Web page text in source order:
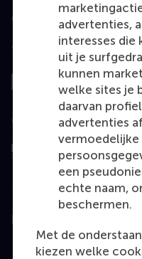
advertenties,
interesses die
uit je
kunnen
welke sites je
daarvan
advertenties
vermoedelijke
een
echte naam,
beschermen.
Met de
kiezen welke
Top gerangschikt
Geëvalueerd door
Education
Bachelor